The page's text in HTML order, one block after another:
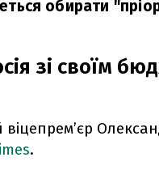
обирати
зі своїм
.